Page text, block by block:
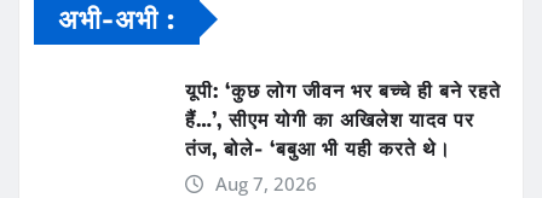
अभी-अभी :
यूपी: ‘कुछ लोग जीवन भर बच्चे ही बने रहते
हैं…’, सीएम योगी का अखिलेश यादव पर
तंज, बोले- ‘बबुआ भी यही करते थे।
Aug 7, 2026